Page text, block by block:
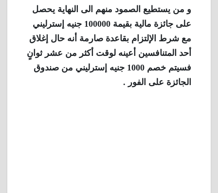
و من يستطيع الصمود منهم الى النهاية يحصل
على جائزة مالية بقيمة 100000 جنيه إسترليني
مع شرط الإلتزام بقاعدة صارمة أنه حال إغلاق
أحد المتنافسين أعينه لوقت أكثر من عشر ثوانٍ
فسيتم خصم 1000 جنيه إسترليني من صندوق
الجائزة على الفور .